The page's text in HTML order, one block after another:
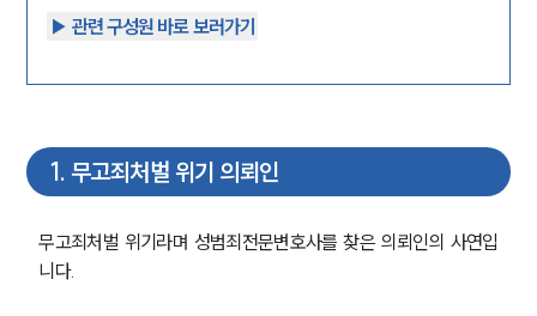
▶︎ 관련 구성원 바로 보러가기
1. 무고죄처벌 위기 의뢰인
무고죄처벌 위기라며 성범죄전문변호사를 찾은 의뢰인의 사연입
니다.